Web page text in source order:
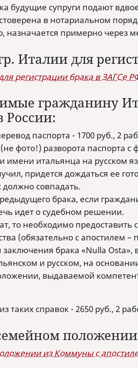
будущие супруги подают
в нотариальном
назначается примерно через
Италии для
регистрации брака в ЗАГСе
гражданину
России:
паспорта - 1700 руб., 2
фото!) разворота паспорта с
итальянца на русском
придется дождаться ее
совпадать.
брака, если
идет о судебном решении.
то необходимо
(обязательно с апостилем –
заключения брака «Nulla
и русском, на
выдаваемой
справок - 2650 руб., 2
из Коммуны с